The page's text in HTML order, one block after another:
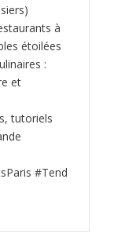
à
étoilées
:
et
tutoriels
#Tend